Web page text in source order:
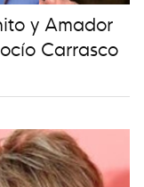
y Amador
Carrasco